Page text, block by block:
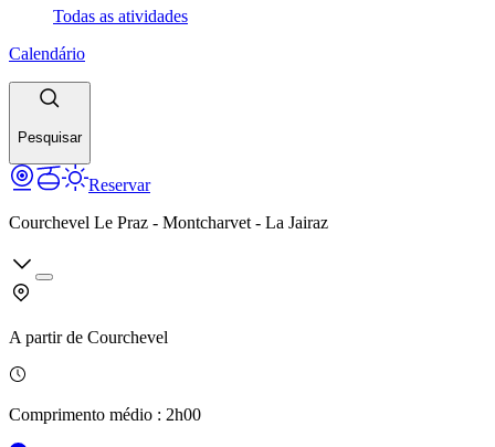
Todas as atividades
Calendário
Pesquisar
Reservar
Courchevel Le Praz - Montcharvet - La Jairaz
A partir de Courchevel
Comprimento médio : 2h00